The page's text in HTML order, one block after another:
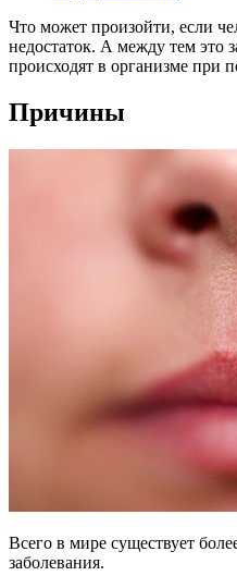
Что может произойти, если
недостаток. А между тем это
происходят в организме при
Причины
Всего в мире существует
заболевания.